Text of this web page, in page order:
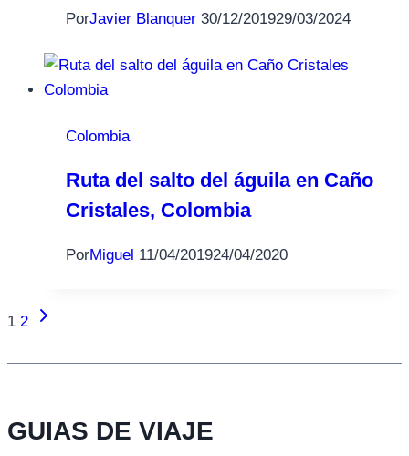
PorJavier Blanquer 30/12/201929/03/2024
Colombia
Ruta del salto del águila en Caño
Cristales, Colombia
PorMiguel 11/04/201924/04/2020
Navegación
de
1 2
Siguiente
GUIAS DE VIAJE